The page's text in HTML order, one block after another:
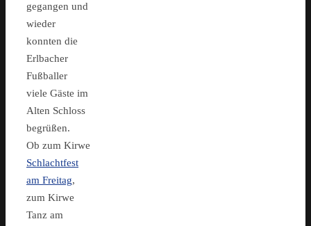
gegangen und
wieder
konnten die
Erlbacher
Fußballer
viele Gäste im
Alten Schloss
begrüßen.
Ob zum Kirwe
Schlachtfest
am Freitag,
zum Kirwe
Tanz am